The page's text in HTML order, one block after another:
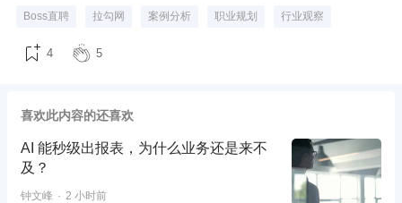
Boss直聘 拉勾网 案例分析 职业规划 行业观察
4 5
喜欢此内容的还喜欢
AI 能秒级出报表，为什么业务还是来不
及？
钟文峰 2 小时前